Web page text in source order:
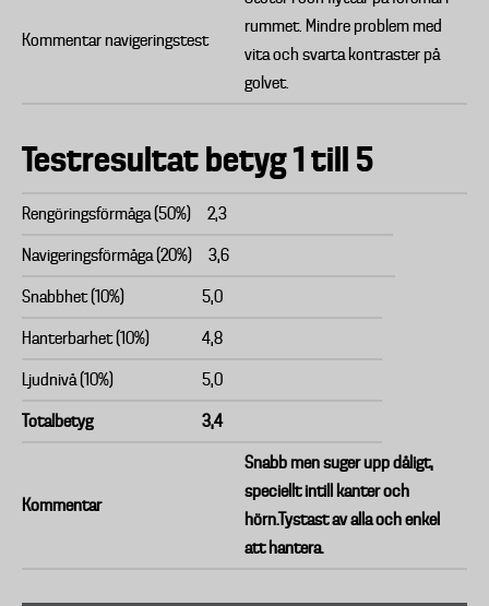
Kommentar navigeringstest
rummet. Mindre problem med
vita och svarta kontraster på
golvet.
Testresultat betyg 1 till 5
Rengöringsförmåga (50%) 2,3
Navigeringsförmåga (20%) 3,6
Snabbhet (10%) 5,0
Hanterbarhet (10%) 4,8
Ljudnivå (10%) 5,0
Totalbetyg 3,4
Kommentar
Snabb men suger upp dåligt,
speciellt intill kanter och
hörn.Tystast av alla och enkel
att hantera.